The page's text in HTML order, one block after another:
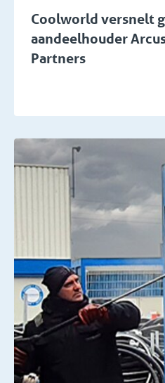
Coolworld versnelt
aandeelhouder
Partners